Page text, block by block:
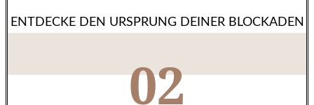
ENTDECKE DEN URSPRUNG DEINER BLOCKADEN
02